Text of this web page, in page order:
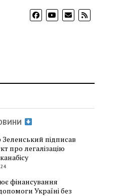
підписав
про легалізацію
фінансування
Україні без